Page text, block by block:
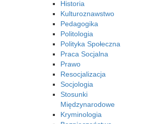
Historia
Kulturoznawstwo
Pedagogika
Politologia
Polityka Społeczna
Praca Socjalna
Prawo
Resocjalizacja
Socjologia
Stosunki
Międzynarodowe
Kryminologia